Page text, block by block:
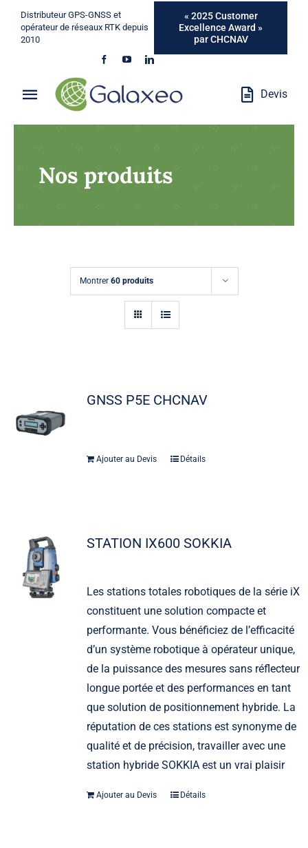
Passer
contenu
Distributeur GPS-GNSS et
opérateur de réseaux RTK depuis
2010
« 2025 Customer
Excellence Award »
par CHCNAV
Toggle
Navigation
Métiers
Devis
Nos produits
Montrer 60 produits
GNSS P5E CHCNAV
Ajouter au Devis Détails
STATION IX600 SOKKIA
Les stations totales robotiques de la série iX
constituent une solution compacte et
performante. Vous bénéficiez de l’efficacité
d’un système robotique à opérateur unique,
de la puissance des mesures sans réflecteur
longue portée et des performances en tant
que solution de positionnement hybride. La
réputation de ces stations est synonyme de
qualité et de précision, travailler avec une
station hybride SOKKIA est un vrai plaisir
Ajouter au Devis Détails